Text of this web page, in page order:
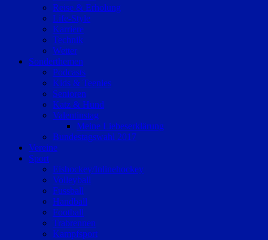
Reise & Erholung
Life-Style
Karriere
Technik
Wetter
Sonderthemen
Podcasts
Kids & Teenies
Senioren
Katz & Hund
Valentinstag
Meine Liebeserklärung
Bundestagswahl 2017
Vereine
Sport
Eishockey/Inlinehockey
Volleyball
Fussball
Handball
Football
Trabrennen
Kampfsport